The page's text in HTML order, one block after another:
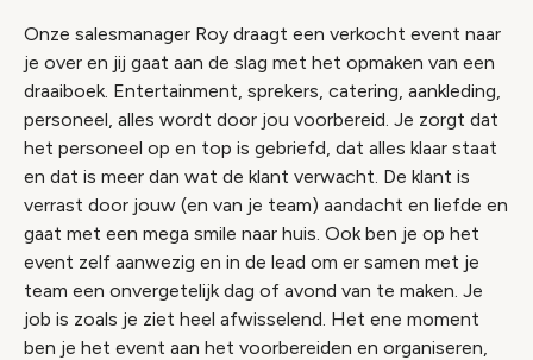
Onze salesmanager Roy draagt een verkocht event naar
je over en jij gaat aan de slag met het opmaken van een
draaiboek. Entertainment, sprekers, catering, aankleding,
personeel, alles wordt door jou voorbereid. Je zorgt dat
het personeel op en top is gebriefd, dat alles klaar staat
en dat is meer dan wat de klant verwacht. De klant is
verrast door jouw (en van je team) aandacht en liefde en
gaat met een mega smile naar huis. Ook ben je op het
event zelf aanwezig en in de lead om er samen met je
team een onvergetelijk dag of avond van te maken. Je
job is zoals je ziet heel afwisselend. Het ene moment
ben je het event aan het voorbereiden en organiseren,